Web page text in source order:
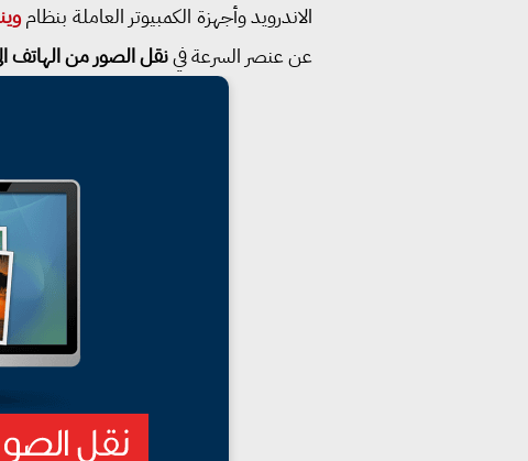
الاندرويد وأجهزة الكمبيوتر العاملة بنظام
عن عنصر السرعة فينقل الصور من الهاتف